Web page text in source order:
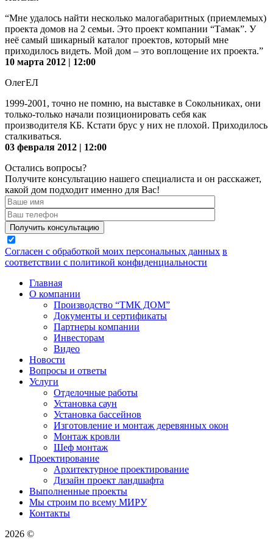
“Мне удалось найти несколько малогабаритных (приемлемых)
проекта домов на 2 семьи. Это проект компании “Тамак”. У
неё самый шикарный каталог проектов, который мне
приходилось видеть. Мой дом – это воплощение их проекта.”
10 марта 2012 | 12:00
ОлегЕЛ
1999-2001, точно не помню, на выставке в Сокольниках, они
только-только начали позиционировать себя как
производителя КБ. Кстати брус у них не плохой. Приходилось
сталкиваться.
03 февраля 2012 | 12:00
Остались вопросы?
Получите консультацию нашего специалиста и он расскажет,
какой дом подходит именно для Вас!
Согласен с обработкой моих персональных данных в
соответствии с политикой конфиденциальности
Главная
О компании
Производство “ТМК ДОМ”
Документы и сертификаты
Партнеры компании
Инвесторам
Видео
Новости
Вопросы и ответы
Услуги
Отделочные работы
Установка саун
Установка бассейнов
Изготовление и монтаж деревянных окон
Монтаж кровли
Шеф монтаж
Проектирование
Архитектурное проектирование
Дизайн проект ландшафта
Выполненные проекты
Мы строим по всему МИРУ
Контакты
2026 ©